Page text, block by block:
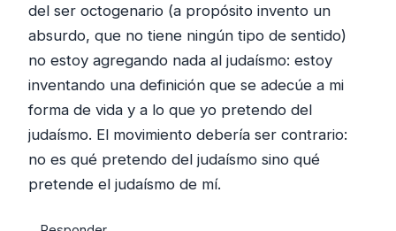
del ser octogenario (a propósito invento un
absurdo, que no tiene ningún tipo de sentido)
no estoy agregando nada al judaísmo: estoy
inventando una definición que se adecúe a mi
forma de vida y a lo que yo pretendo del
judaísmo. El movimiento debería ser contrario:
no es qué pretendo del judaísmo sino qué
pretende el judaísmo de mí.